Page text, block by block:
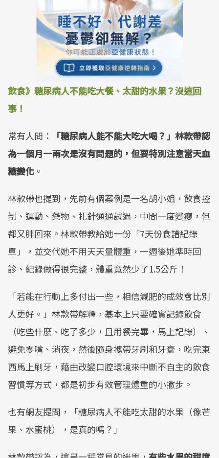
飲食》糖尿病人不能吃大餐、太甜的水果？沒這回
事！
常有人問：
「糖尿病人能不能大吃大喝？」林款帶認
為一個月一兩次是沒有問題的，但要特別注意當天血
糖變化 。
林款帶也提到，先前有個案例是一名胡小姐，飲食控
制、運動、藥物、扎針通通試過，中間一度變瘦，但
都又胖回來。林款帶教給她一份「7天份食譜紀錄
單」，並交代她不用天天量體重，一週後她準時回
診、紀錄做得很完整，體重竟然少了1.5公斤！
「若能在行動上多付出一些，相信減肥的成效會比別
人更好。」林款帶解釋，基本上只要確實記錄飲食
（吃些什麼、吃了多少，且用餐完畢，馬上記錄）、
避免零嘴、消夜，然後隨身攜帶牙刷和牙膏，吃完東
西馬上刷牙，藉由改變口腔環境來中斷不自主的飲食
習慣等方式，都是初步有效管理體重的小撇步。
也有網友提問，「糖尿病人不能吃太甜的水果（像芒
果、水蜜桃），是真的嗎？」